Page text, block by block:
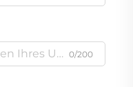
0/200